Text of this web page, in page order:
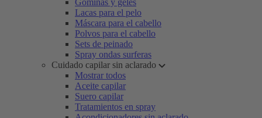
Gominas y geles
Lacas para el pelo
Máscara para el cabello
Polvos para el cabello
Sets de peinado
Spray ondas surferas
Cuidado capilar sin aclarado
Mostrar todos
Aceite capilar
Suero capilar
Tratamientos en spray